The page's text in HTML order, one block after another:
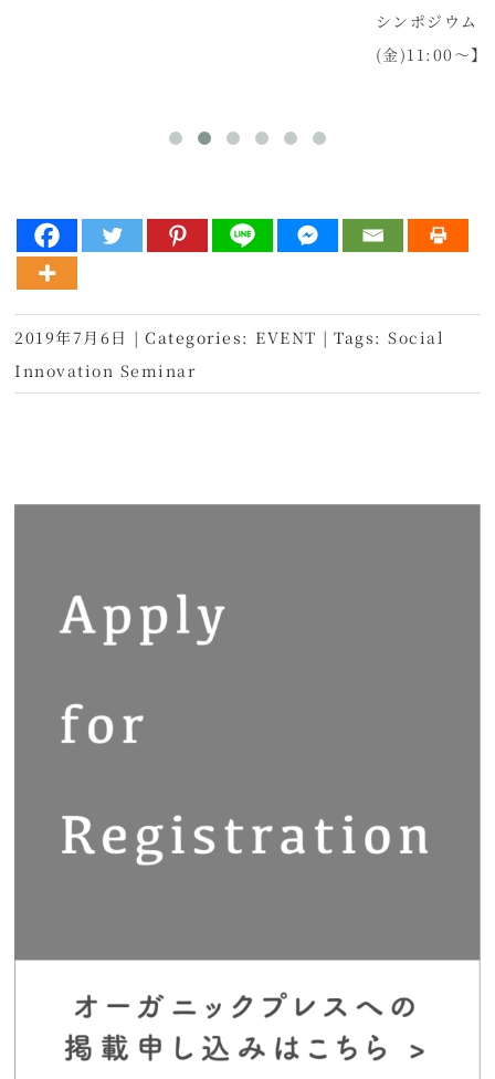
シンポジウム
(金)11:00～】
2019年7月6日 | Categories: EVENT | Tags:Social
Innovation Seminar